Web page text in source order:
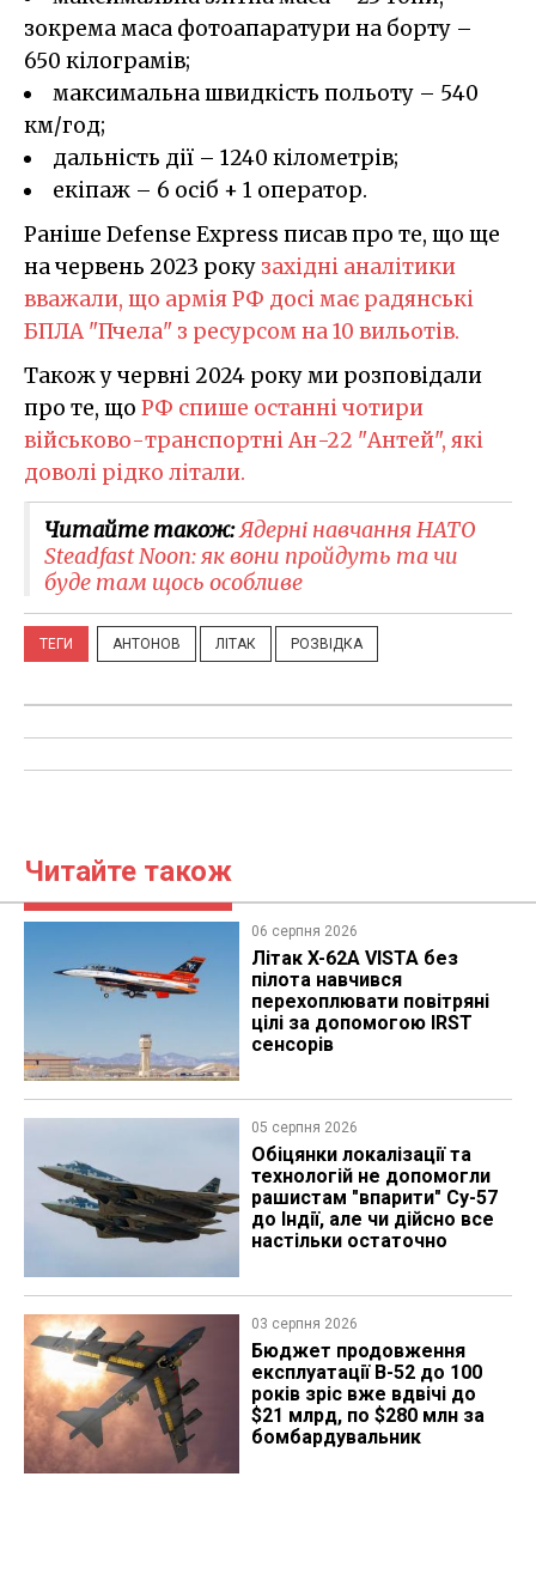
зокрема маса фотоапаратури на борту –
650 кілограмів;
максимальна швидкість польоту – 540
км/год;
дальність дії – 1240 кілометрів;
екіпаж – 6 осіб + 1 оператор.
Раніше Defense Express писав про те, що ще
на червень 2023 року західні аналітики
вважали, що армія РФ досі має радянські
БПЛА "Пчела" з ресурсом на 10 вильотів.
Також у червні 2024 року ми розповідали
про те, що РФ спише останні чотири
військово-транспортні Ан-22 "Антей", які
доволі рідко літали.
Читайте також:Ядерні навчання НАТО
Steadfast Noon: як вони пройдуть та чи
буде там щось особливе
ТЕГИ АНТОНОВ ЛІТАК РОЗВІДКА
Читайте також
06 серпня 2026
Літак X-62A VISTA без
пілота навчився
перехоплювати повітряні
цілі за допомогою IRST
сенсорів
05 серпня 2026
Обіцянки локалізації та
технологій не допомогли
рашистам "впарити" Су-57
до Індії, але чи дійсно все
настільки остаточно
03 серпня 2026
Бюджет продовження
експлуатації B-52 до 100
років зріс вже вдвічі до
$21 млрд, по $280 млн за
бомбардувальник